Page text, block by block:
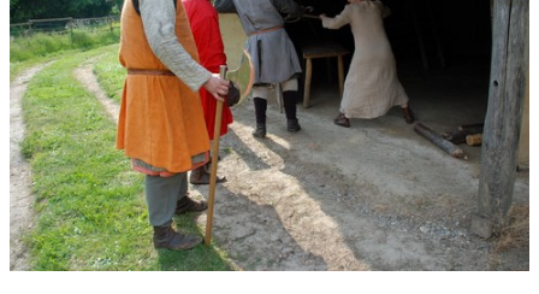
Le costume▼
Le mobilier